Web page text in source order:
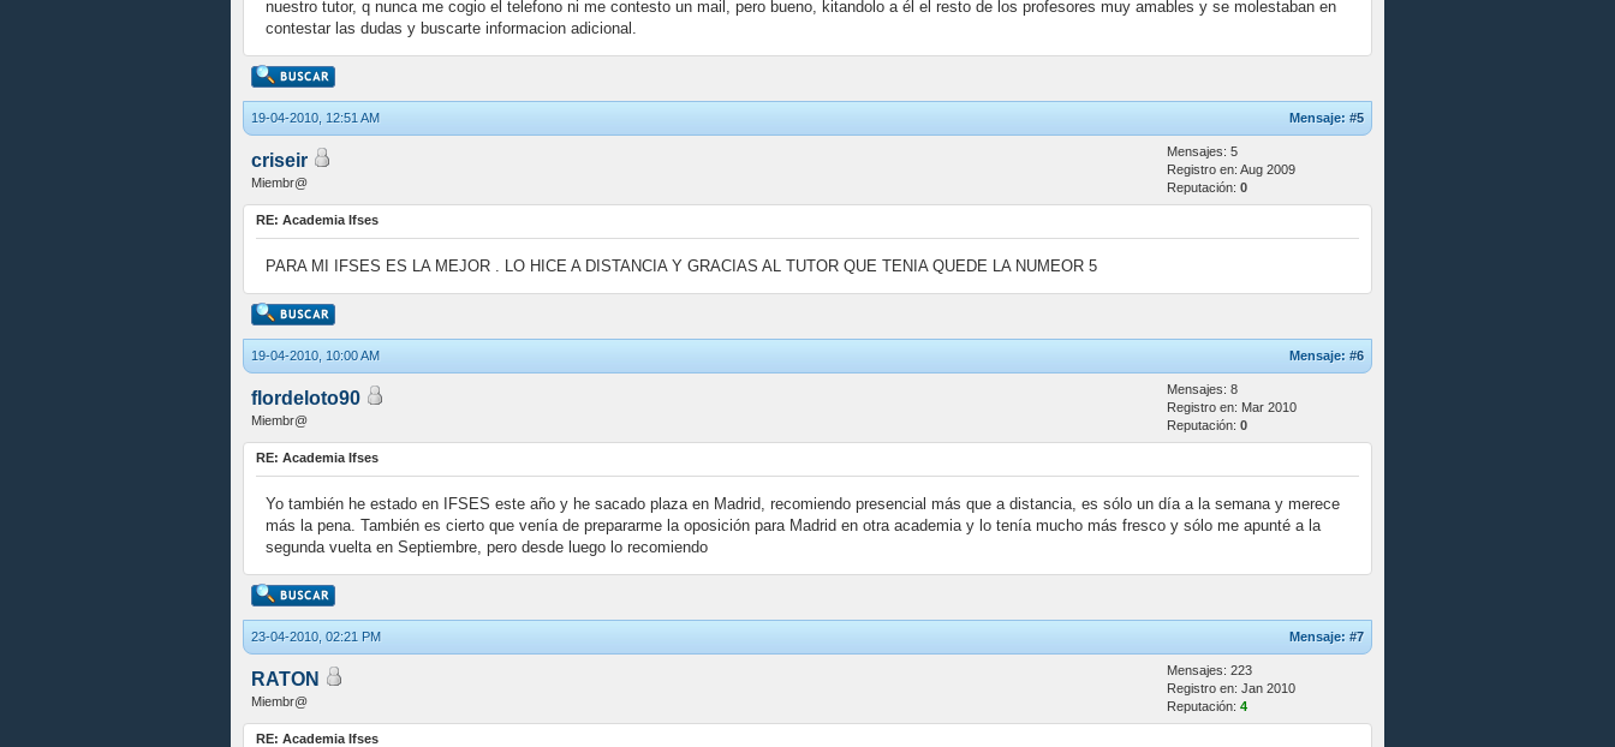
nuestro tutor, q nunca me cogio el telefono ni me contesto un mail, pero bueno, kitandolo a él el resto de los profesores muy amables y se molestaban en
contestar las dudas y buscarte informacion adicional.
19-04-2010, 12:51 AM Mensaje: #5
criseir
Miembr@
Mensajes: 5
Registro en: Aug 2009
Reputación: 0
RE: Academia Ifses
PARA MI IFSES ES LA MEJOR . LO HICE A DISTANCIA Y GRACIAS AL TUTOR QUE TENIA QUEDE LA NUMEOR 5
19-04-2010, 10:00 AM Mensaje: #6
flordeloto90
Miembr@
Mensajes: 8
Registro en: Mar 2010
Reputación: 0
RE: Academia Ifses
Yo también he estado en IFSES este año y he sacado plaza en Madrid, recomiendo presencial más que a distancia, es sólo un día a la semana y merece
más la pena. También es cierto que venía de prepararme la oposición para Madrid en otra academia y lo tenía mucho más fresco y sólo me apunté a la
segunda vuelta en Septiembre, pero desde luego lo recomiendo
23-04-2010, 02:21 PM Mensaje: #7
RATON
Miembr@
Mensajes: 223
Registro en: Jan 2010
Reputación: 4
RE: Academia Ifses